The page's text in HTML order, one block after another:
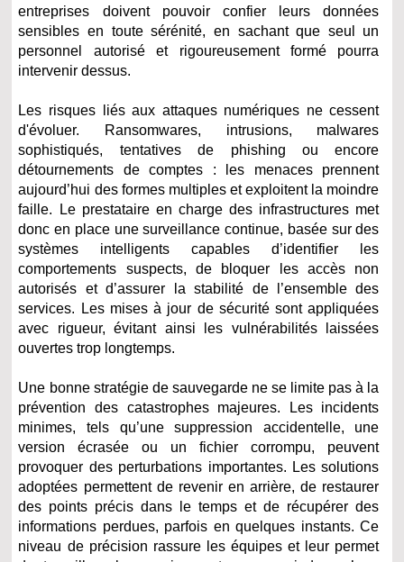
entreprises doivent pouvoir confier leurs données
sensibles en toute sérénité, en sachant que seul un
personnel autorisé et rigoureusement formé pourra
intervenir dessus.
Les risques liés aux attaques numériques ne cessent
d'évoluer. Ransomwares, intrusions, malwares
sophistiqués, tentatives de phishing ou encore
détournements de comptes : les menaces prennent
aujourd’hui des formes multiples et exploitent la moindre
faille. Le prestataire en charge des infrastructures met
donc en place une surveillance continue, basée sur des
systèmes intelligents capables d’identifier les
comportements suspects, de bloquer les accès non
autorisés et d’assurer la stabilité de l’ensemble des
services. Les mises à jour de sécurité sont appliquées
avec rigueur, évitant ainsi les vulnérabilités laissées
ouvertes trop longtemps.
Une bonne stratégie de sauvegarde ne se limite pas à la
prévention des catastrophes majeures. Les incidents
minimes, tels qu’une suppression accidentelle, une
version écrasée ou un fichier corrompu, peuvent
provoquer des perturbations importantes. Les solutions
adoptées permettent de revenir en arrière, de restaurer
des points précis dans le temps et de récupérer des
informations perdues, parfois en quelques instants. Ce
niveau de précision rassure les équipes et leur permet